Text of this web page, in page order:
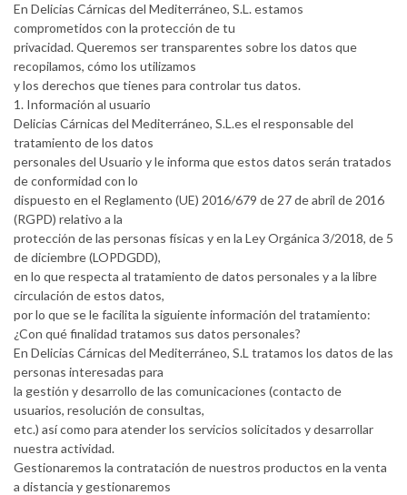
En Delicias Cárnicas del Mediterráneo, S.L. estamos
comprometidos con la protección de tu
privacidad. Queremos ser transparentes sobre los datos que
recopilamos, cómo los utilizamos
y los derechos que tienes para controlar tus datos.
1. Información al usuario
Delicias Cárnicas del Mediterráneo, S.L.es el responsable del
tratamiento de los datos
personales del Usuario y le informa que estos datos serán tratados
de conformidad con lo
dispuesto en el Reglamento (UE) 2016/679 de 27 de abril de 2016
(RGPD) relativo a la
protección de las personas físicas y en la Ley Orgánica 3/2018, de 5
de diciembre (LOPDGDD),
en lo que respecta al tratamiento de datos personales y a la libre
circulación de estos datos,
por lo que se le facilita la siguiente información del tratamiento:
¿Con qué finalidad tratamos sus datos personales?
En Delicias Cárnicas del Mediterráneo, S.L tratamos los datos de las
personas interesadas para
la gestión y desarrollo de las comunicaciones (contacto de
usuarios, resolución de consultas,
etc.) así como para atender los servicios solicitados y desarrollar
nuestra actividad.
Gestionaremos la contratación de nuestros productos en la venta
a distancia y gestionaremos